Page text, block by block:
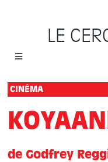
LE
Toggle
Accueil
Cycles
Programme
CINÉMA
de Godfrey